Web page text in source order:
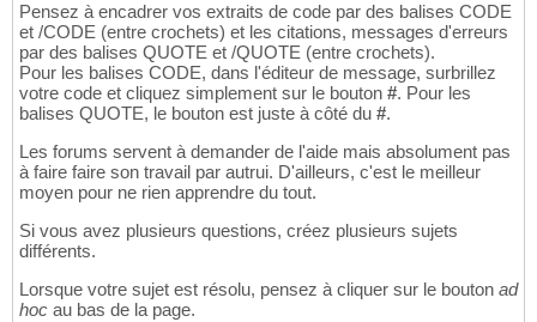
Pensez à encadrer vos extraits de code par des balises CODE
et /CODE (entre crochets) et les citations, messages d'erreurs
par des balises QUOTE et /QUOTE (entre crochets).
Pour les balises CODE, dans l'éditeur de message, surbrillez
votre code et cliquez simplement sur le bouton #. Pour les
balises QUOTE, le bouton est juste à côté du #.
Les forums servent à demander de l'aide mais absolument pas
à faire faire son travail par autrui. D'ailleurs, c'est le meilleur
moyen pour ne rien apprendre du tout.
Si vous avez plusieurs questions, créez plusieurs sujets
différents.
Lorsque votre sujet est résolu, pensez à cliquer sur le bouton ad
hoc au bas de la page.